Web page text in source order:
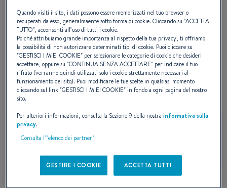
Con 400 concessionari distribuiti nei cinque
continenti, BENETEAU possiede la più
grande rete mondiale ed esclusiva dei
professionisti della nautica da diporto.
Quando visiti il sito, i dati possono essere memorizzati nel tuo browser o
recuperati da esso, generalmaente sotto forma di cookie. Cliccando su "ACCETTA
TUTTO", acconsenti all’uso di tutti i cookie.
Poiché attribuiamo grande importanza al rispetto della tua privacy, ti offriamo
la possibilità di non autorizzare determinati tipi di cookie. Puoi cliccare su
"GESTISCI I MIEI COOKIE" per selezionare le categorie di cookie che desideri
accettare, oppure su "CONTINUA SENZA ACCETTARE" per indicare il tuo
rifiuto (verranno quindi utilizzati solo i cookie strettamente necessari al
funzionamento del sito). Puoi modificare le tue scelte in qualsiasi momento
cliccando sul link "GESTISCI I MIEI COOKIE" in fondo a ogni pagina del nostro
sito.
Per ulteriori informazioni, consulta la Sezione 9 della nostrainformativa sulla
privacy.
Consulta l’"elenco dei partner"
GESTIRE I COOKIE ACCETTA TUTTI